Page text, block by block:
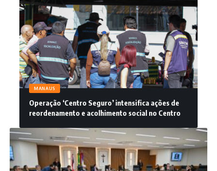
MANAUS
Operação ‘Centro Seguro’ intensifica ações de
reordenamento e acolhimento social no Centro